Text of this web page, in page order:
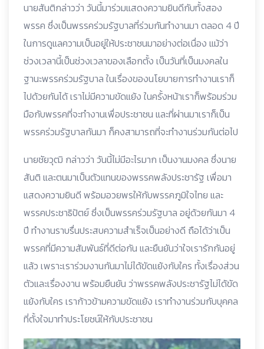
นายสันติกล่าวว่า วันนี้มาร่วมแสดงความยินดีกับทั้งสอง
พรรค ซึ่งเป็นพรรคร่วมรัฐบาลที่ร่วมกันทำงานมา ตลอด 4 ปี
ในการดูแลความเป็นอยู่ให้ประชาชนมาอย่างต่อเนื่อง แม้ว่า
ช่วงเวลานี้เป็นช่วงเวลาของเลือกตั้ง เป็นวันที่เป็นมงคลใน
ฐานะพรรคร่วมรัฐบาล ในเรื่องของนโยบายการทำงานเราก็
ไปด้วยกันได้ เราไม่มีความขัดแย้ง ในครั้งหน้าเราก็พร้อมร่วม
มือกับพรรคที่จะทำงานเพื่อประชาชน และที่ผ่านมาเราก็เป็น
พรรคร่วมรัฐบาลกันมา ก็คงสามารถที่จะทำงานร่วมกันต่อไป
นายชัยวุฒิ กล่าวว่า วันนี้ไม่มีอะไรมาก เป็นงานมงคล ซึ่งนาย
สันติ และตนมาเป็นตัวแทนของพรรคพลังประชารัฐ เพื่อมา
แสดงความยินดี พร้อมอวยพรให้กับพรรคภูมิใจไทย และ
พรรคประชาธิปัตย์ ซึ่งเป็นพรรคร่วมรัฐบาล อยู่ด้วยกันมา 4
ปี ทำงานราบรื่นประสบความสำเร็จเป็นอย่างดี ถือได้ว่าเป็น
พรรคที่มีความสัมพันธ์ที่ดีต่อกัน และยืนยันว่าใจเรารักกันอยู่
แล้ว เพราะเราร่วมงานกันมาไม่ได้ขัดแย้งกับใคร ทั้งเรื่องส่วน
ตัวและเรื่องงาน พร้อมยืนยัน ว่าพรรคพลังประชารัฐไม่ได้ขัด
แย้งกับใคร เราก้าวข้ามความขัดแย้ง เราทำงานร่วมกับบุคคล
ที่ตั้งใจมาทำประโยชน์ให้กับประชาชน